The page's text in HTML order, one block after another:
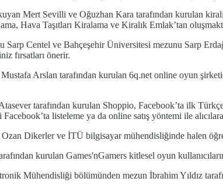
Mert Sevilli ve Oğuzhan Kara tarafından kurulan
Hava Taşıtları Kiralama ve Kiralık Emlak’tan
Sarp Centel ve Bahçeşehir Üniversitesi mezunu Sarp
fırsatları önerir.
Arslan tarafından kurulan 6q.net online oyun
tarafından kurulan Shoppio, Facebook’ta ilk
listeleme ya da online satış yöntemi ile
Dikerler ve İTÜ bilgisayar mühendisliğinde halen
kurulan Games'nGamers kitlesel oyun
Mühendisliği bölümünden mezun İbrahim Yıldız